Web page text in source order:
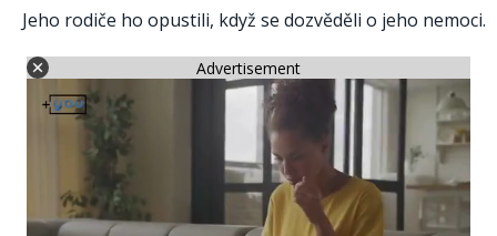
Jeho rodiče ho opustili, když se dozvěděli o jeho nemoci.
Advertisement